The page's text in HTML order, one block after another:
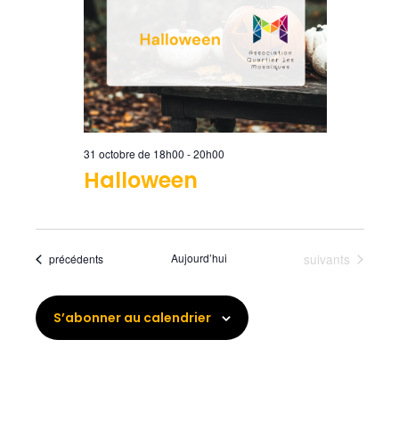
Halloween
31 octobre de 18h00 -20h00
Évènements
précédents Aujourd’hui Évènements
suivants
S’abonner au calendrier